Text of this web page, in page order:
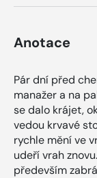
Anotace
Pár dní před
manažer a na
se dalo krájet,
vedou krvavé
rychle mění ve
udeří vrah
především